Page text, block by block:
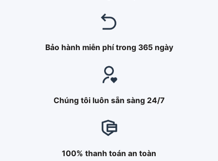
Bảo hành miễn phí trong 365 ngày
Chúng tôi luôn sẵn sàng 24/7
100% thanh toán an toàn